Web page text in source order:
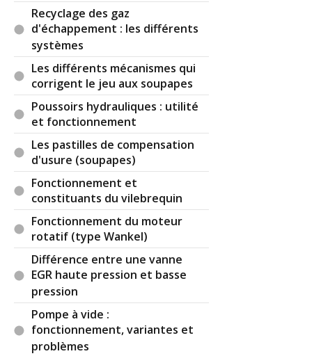
Recyclage des gaz
d'échappement : les différents
systèmes
Les différents mécanismes qui
corrigent le jeu aux soupapes
Poussoirs hydrauliques : utilité
et fonctionnement
Les pastilles de compensation
d'usure (soupapes)
Fonctionnement et
constituants du vilebrequin
Fonctionnement du moteur
rotatif (type Wankel)
Différence entre une vanne
EGR haute pression et basse
pression
Pompe à vide :
fonctionnement, variantes et
problèmes